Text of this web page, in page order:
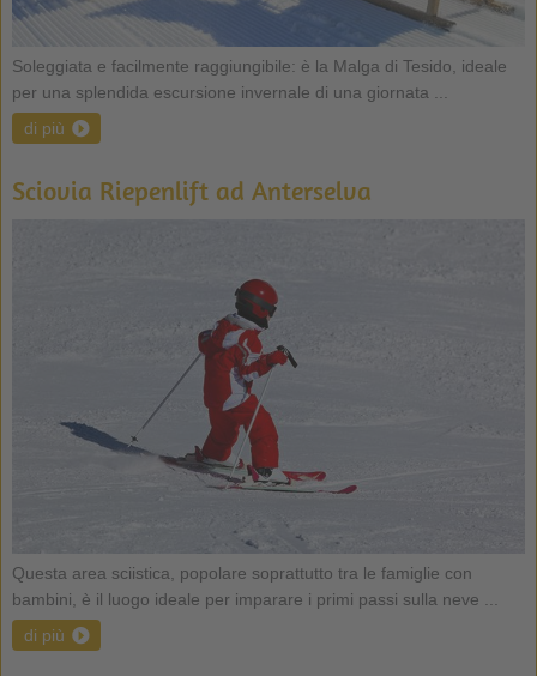
Soleggiata e facilmente raggiungibile: è la Malga di Tesido, ideale
per una splendida escursione invernale di una giornata ...
di più
Sciovia Riepenlift ad Anterselva
Questa area sciistica, popolare soprattutto tra le famiglie con
bambini, è il luogo ideale per imparare i primi passi sulla neve ...
di più